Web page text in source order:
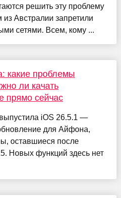
решить эту проблему
из Австралии запретили
сетями. Всем, кому ...
какие проблемы
ли качать
прямо сейчас
iOS 26.5.1 —
для Айфона,
оставшиеся после
Новых функций здесь нет